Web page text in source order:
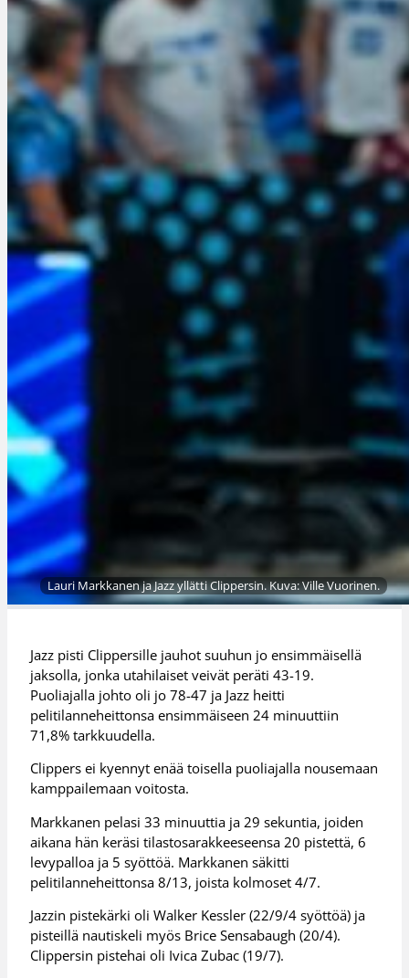
Lauri Markkanen ja Jazz yllätti Clippersin. Kuva: Ville Vuorinen.
Jazz pisti Clippersille jauhot suuhun jo ensimmäisellä
jaksolla, jonka utahilaiset veivät peräti 43-19.
Puoliajalla johto oli jo 78-47 ja Jazz heitti
pelitilanneheittonsa ensimmäiseen 24 minuuttiin
71,8% tarkkuudella.
Clippers ei kyennyt enää toisella puoliajalla nousemaan
kamppailemaan voitosta.
Markkanen pelasi 33 minuuttia ja 29 sekuntia, joiden
aikana hän keräsi tilastosarakkeeseensa 20 pistettä, 6
levypalloa ja 5 syöttöä. Markkanen säkitti
pelitilanneheittonsa 8/13, joista kolmoset 4/7.
Jazzin pistekärki oli Walker Kessler (22/9/4 syöttöä) ja
pisteillä nautiskeli myös Brice Sensabaugh (20/4).
Clippersin pistehai oli Ivica Zubac (19/7).